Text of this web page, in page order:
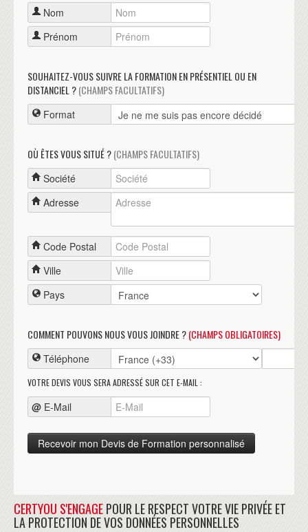
Nom
Prénom
SOUHAITEZ-VOUS SUIVRE LA FORMATION EN PRÉSENTIEL OU EN
DISTANCIEL ?(CHAMPS FACULTATIFS)
Format
OÙ ÊTES VOUS SITUÉ ?(CHAMPS FACULTATIFS)
Société
Adresse
Code Postal
Ville
Pays
COMMENT POUVONS NOUS VOUS JOINDRE ?(CHAMPS OBLIGATOIRES)
Téléphone
VOTRE DEVIS VOUS SERA ADRESSÉ SUR CET E-MAIL :
@ E-Mail
CERTYOU S'ENGAGEPOUR LE RESPECT VOTRE VIE PRIVÉE ET
LA PROTECTION DE VOS DONNÉES PERSONNELLES